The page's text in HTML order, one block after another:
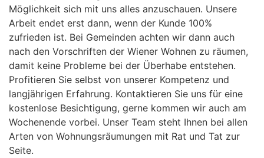
Möglichkeit sich mit uns alles anzuschauen. Unsere
Arbeit endet erst dann, wenn der Kunde 100%
zufrieden ist. Bei Gemeinden achten wir dann auch
nach den Vorschriften der Wiener Wohnen zu räumen,
damit keine Probleme bei der Überhabe entstehen.
Profitieren Sie selbst von unserer Kompetenz und
langjährigen Erfahrung. Kontaktieren Sie uns für eine
kostenlose Besichtigung, gerne kommen wir auch am
Wochenende vorbei. Unser Team steht Ihnen bei allen
Arten von Wohnungsräumungen mit Rat und Tat zur
Seite.